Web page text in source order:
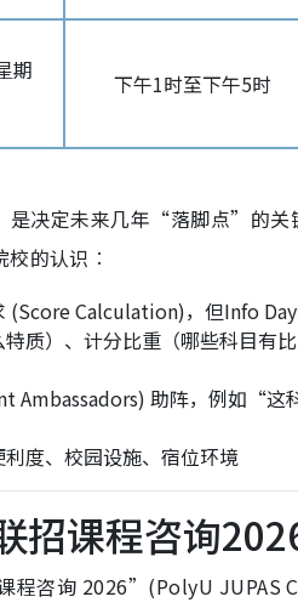
期
下午1时至下午5时
是决定未来几年“落脚点”的关
的认识︰
(Score Calculation)，但Info
质）、计分比重（哪些科目有
Ambassadors) 助阵，例如“
度、校园设施、宿位环境
招课程咨询
程咨询 2026”(PolyU JUPAS